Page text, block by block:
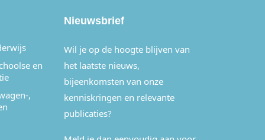
en
,
Nieuwsbrief
Wil je op de hoogte blijven van
het laatste nieuws,
bijeenkomsten van onze
kenniskringen en relevante
publicaties?